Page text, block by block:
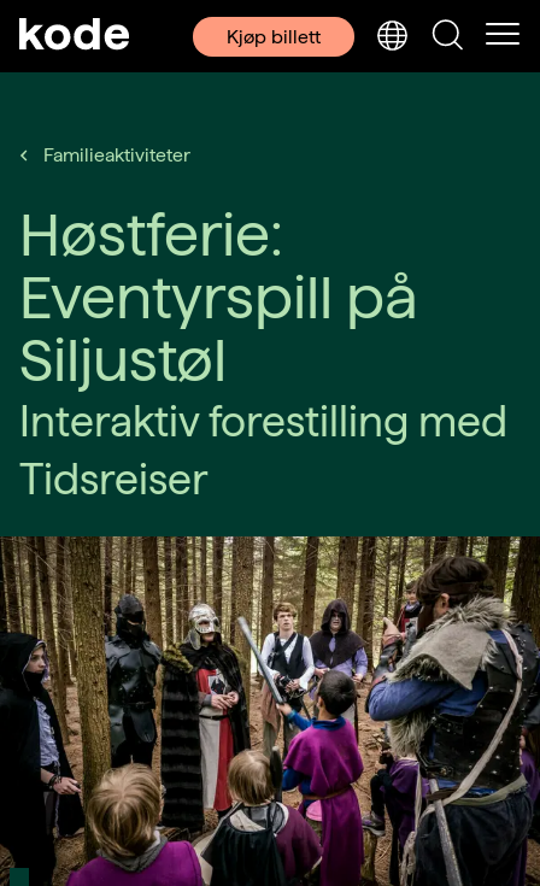
Kjøp billett
Familieaktiviteter
Høstferie:
Eventyrspill på
Siljustøl
Interaktiv forestilling med
Tidsreiser